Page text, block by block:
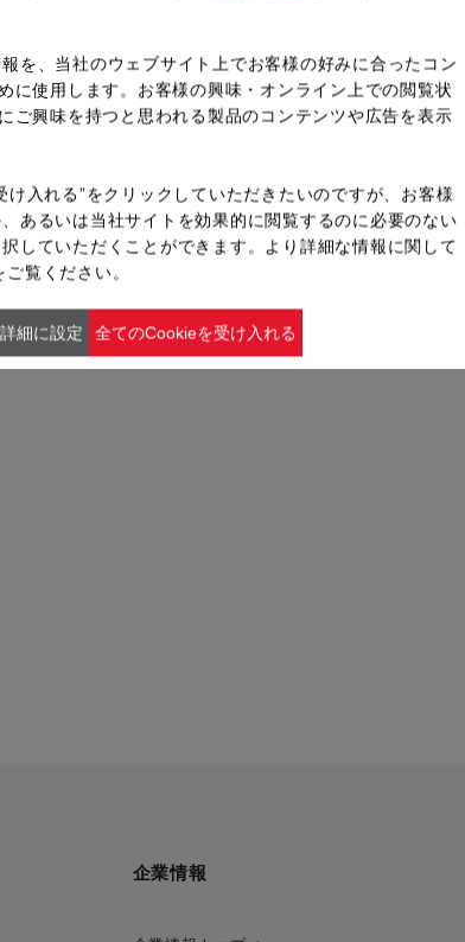
企業情報
を、当社のウェブサイト上でお客様の好みに合ったコン
に使用します。お客様の興味・オンライン上での閲覧状
ご興味を持つと思われる製品のコンテンツや広告を表示
け入れる”をクリックしていただきたいのですが、お客様
あるいは当社サイトを効果的に閲覧するのに必要のない
していただくことができます。より詳細な情報に関して
ご覧ください。
細に設定 全てのCookieを受け入れる